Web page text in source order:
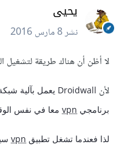
يحيى
نشر8 مارس 2016
لا أظن أن هناك طريقة لتشغيل
لأن Droidwall يعمل بآلية شبكة افتراضية
برنامجي vpnمعا في نفس
لذا فعندما تشغل تطبيق vpn